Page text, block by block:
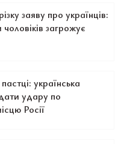
заяву про українців:
загрожує
українська
удару по
Росії